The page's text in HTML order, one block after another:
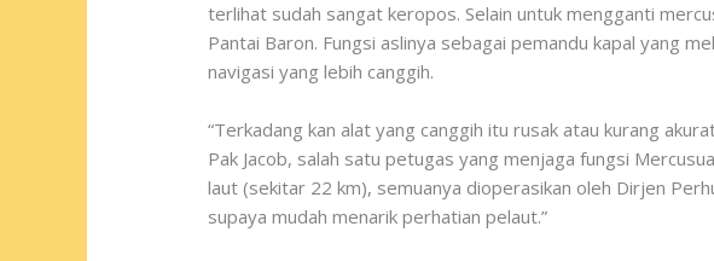
terlihat sudah sangat keropos. Selain untuk mengganti
Pantai Baron. Fungsi aslinya sebagai pemandu kapal yang
navigasi yang lebih canggih.
“Terkadang kan alat yang canggih itu rusak atau kurang
Pak Jacob, salah satu petugas yang menjaga fungsi
laut (sekitar 22 km), semuanya dioperasikan oleh Dirjen
supaya mudah menarik perhatian pelaut.”